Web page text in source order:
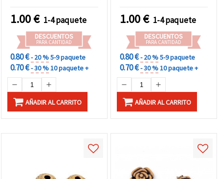
1.00€ 1-4 paquete
DESCUENTOS
PARA CANTIDAD
0.80 €- 20 %5-9 paquete
0.70 €- 30 %10 paquete +
AÑADIR AL CARRITO
1.00€ 1-4 paquete
DESCUENTOS
PARA CANTIDAD
0.80 €- 20 %5-9 paquete
0.70 €- 30 %10 paquete +
AÑADIR AL CARRITO